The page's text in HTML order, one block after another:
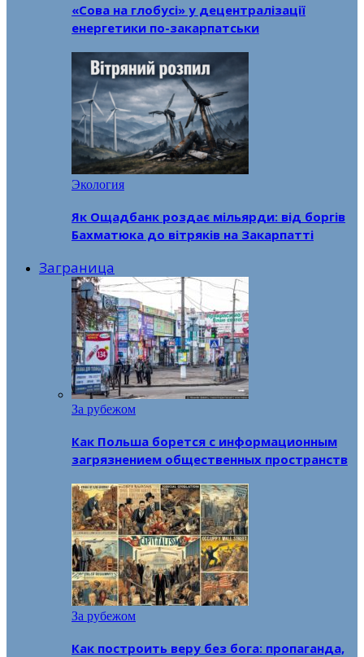
«Сова на глобусі» у децентралізації
енергетики по-закарпатськи
Экология
Як Ощадбанк роздає мільярди: від боргів
Бахматюка до вітряків на Закарпатті
Заграница
За рубежом
Как Польша борется с информационным
загрязнением общественных пространств
За рубежом
Как построить веру без бога: пропаганда,